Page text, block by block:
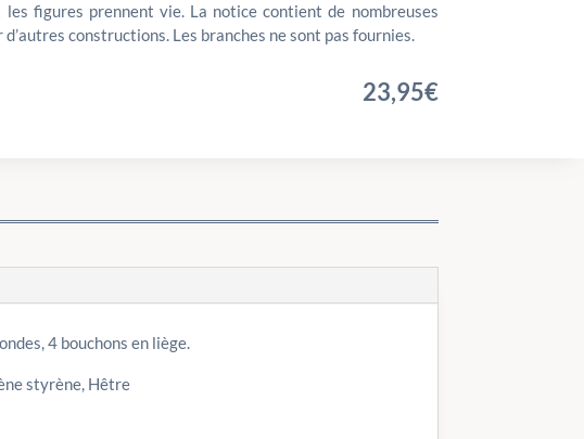
les figures prennent vie. La notice contient de nombreuses
constructions. Les branches ne sont pas fournies.
23,95€
4 bouchons en liège.
styrène, Hêtre